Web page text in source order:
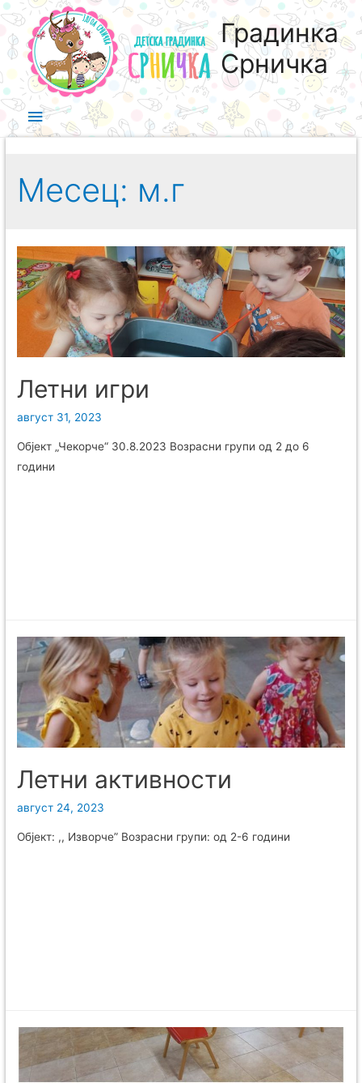
Градинка
Срничка
Месец: м.г
Летни игри
август 31, 2023
Објект „Чекорче“ 30.8.2023 Возрасни групи од 2 до 6
години
Летни активности
август 24, 2023
Објект: ,, Изворче” Возрасни групи: од 2-6 години